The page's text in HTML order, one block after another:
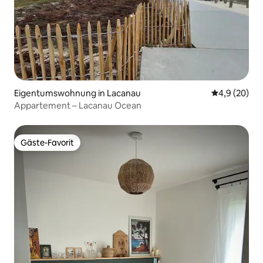
Eigentumswohnung in Lacanau
4,9 (20)
Appartement – Lacanau Ocean
Gäste-Favorit
Gäste-Favorit